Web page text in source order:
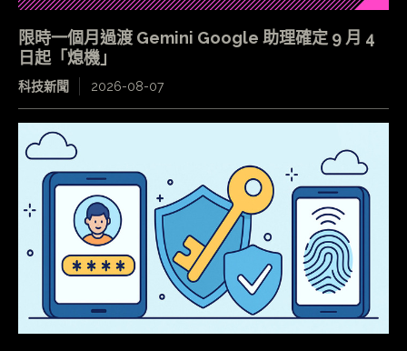
限時一個月過渡 Gemini Google 助理確定 9 月 4
日起「熄機」
科技新聞 2026-08-07